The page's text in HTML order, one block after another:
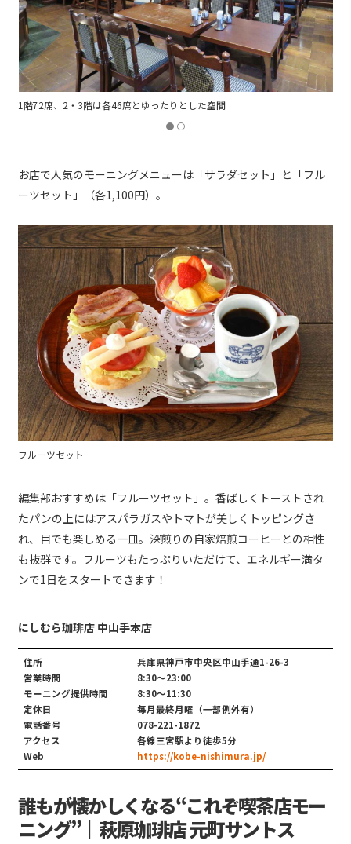
サラダセット
お店で人気のモーニングメニューは「サラダセット」と「フル
ーツセット」（各1,100円）。
フルーツセット
編集部おすすめは「フルーツセット」。香ばしくトーストされ
たパンの上にはアスパラガスやトマトが美しくトッピングさ
れ、目でも楽しめる一皿。深煎りの自家焙煎コーヒーとの相性
も抜群です。フルーツもたっぷりいただけて、エネルギー満タ
ンで1日をスタートできます！
にしむら珈琲店 中山手本店
住所
兵庫県神戸市中央区中山手通1-26-3
営業時間
8:30～23:00
モーニング提供時間
8:30～11:30
定休日
毎月最終月曜（一部例外有）
電話番号
078-221-1872
アクセス
各線三宮駅より徒歩5分
Web
https://kobe-nishimura.jp/
誰もが懐かしくなる“これぞ喫茶店モー
ニング”｜萩原珈琲店 元町サントス